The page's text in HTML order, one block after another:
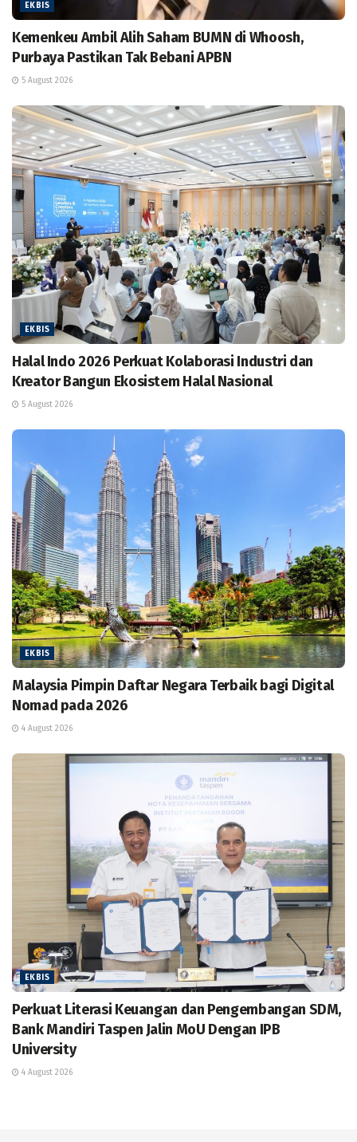
EKBIS
Kemenkeu Ambil Alih Saham BUMN di Whoosh,
Purbaya Pastikan Tak Bebani APBN
5 August 2026
EKBIS
Halal Indo 2026 Perkuat Kolaborasi Industri dan
Kreator Bangun Ekosistem Halal Nasional
5 August 2026
EKBIS
Malaysia Pimpin Daftar Negara Terbaik bagi Digital
Nomad pada 2026
4 August 2026
EKBIS
Perkuat Literasi Keuangan dan Pengembangan SDM,
Bank Mandiri Taspen Jalin MoU Dengan IPB
University
4 August 2026